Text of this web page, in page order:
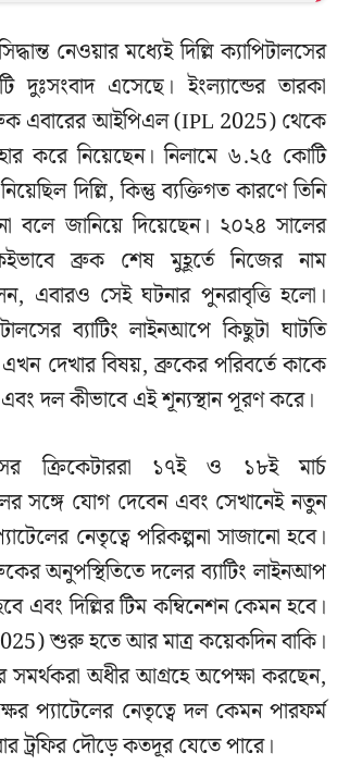
নেওয়ার মধ্যেই দিল্লি ক্যাপিটালসের
এসেছে। ইংল্যান্ডের তারকা
ব্রুক এবারের আইপিএল (IPL 2025) থেকে
করে নিয়েছেন। নিলামে ৬.২৫ কোটি
দিল্লি, কিন্তু ব্যক্তিগত কারণে তিনি
বলে জানিয়ে দিয়েছেন। ২০২৪ সালের
ব্রুক শেষ মুহূর্তে নিজের নাম
এবারও সেই ঘটনার পুনরাবৃত্তি হলো।
ব্যাটিং লাইনআপে কিছুটা ঘাটতি
এখন দেখার বিষয়, ব্রুকের পরিবর্তে কাকে
দল কীভাবে এই শূন্যস্থান পূরণ করে।
ক্রিকেটাররা ১৭ই ও ১৮ই মার্চ
সঙ্গে যোগ দেবেন এবং সেখানেই নতুন
নেতৃত্বে পরিকল্পনা সাজানো হবে।
অনুপস্থিতিতে দলের ব্যাটিং লাইনআপ
এবং দিল্লির টিম কম্বিনেশন কেমন হবে।
শুরু হতে আর মাত্র কয়েকদিন বাকি।
সমর্থকরা অধীর আগ্রহে অপেক্ষা করছেন,
প্যাটেলের নেতৃত্বে দল কেমন পারফর্ম
ট্রফির দৌড়ে কতদূর যেতে পারে।